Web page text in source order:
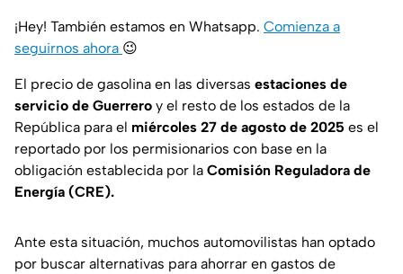
¡Hey! También estamos en Whatsapp. Comienza a
seguirnos ahora 😉
El precio de gasolina en las diversas estaciones de
servicio de Guerrero y el resto de los estados de la
República para el miércoles 27 de agosto de 2025 es el
reportado por los permisionarios con base en la
obligación establecida por la Comisión Reguladora de
Energía (CRE).
Ante esta situación, muchos automovilistas han optado
por buscar alternativas para ahorrar en gastos de